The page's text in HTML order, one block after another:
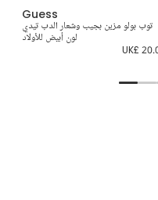
Guess
توب بولو مزين بجيب وشعار الدب تيدي
لون أبيض للأولاد
UK£